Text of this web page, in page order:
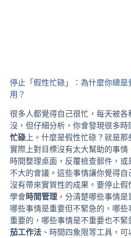
停止「假性忙碌」：為什麼你總是
用？
很多人都覺得自己很忙，每天被各
沒，但仔細分析，你會發現很多時
忙碌 上。什麼是假性忙碌？就是
實際上對目標沒有太大幫助的事情
時間整理桌面，反覆檢查郵件，或
不大的會議。這些事情讓你覺得自
沒有帶來實質性的成果。要停止假
學會時間管理 ，分清楚哪些事情是
哪些事情是重要但不緊急的，哪些
重要的，哪些事情是不重要也不緊
茄工作法 、時間四象限等工具，